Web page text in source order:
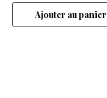
Ajouter au panier